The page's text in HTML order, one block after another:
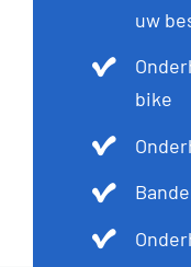
uw
bike